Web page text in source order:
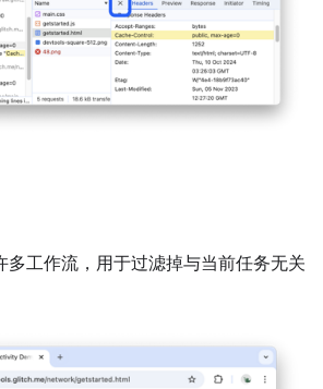
多工作流，用于过滤掉与当前任务无关